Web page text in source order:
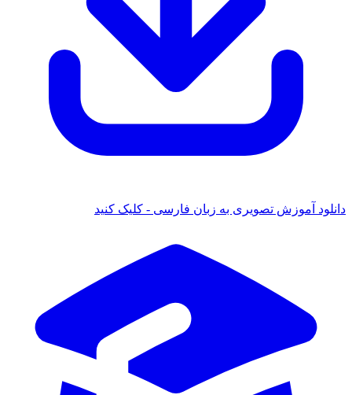
دانلود آموزش تصویری به زبان فارسی - کلیک کنید